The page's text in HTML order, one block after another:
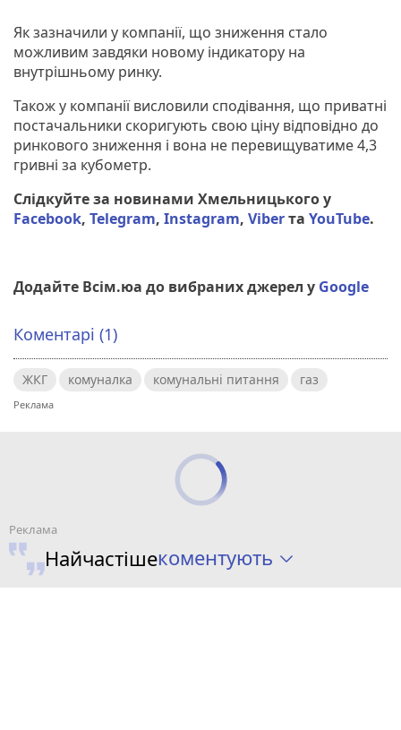
Як зазначили у компанії, що зниження стало
можливим завдяки новому індикатору на
внутрішньому ринку.
Також у компанії висловили сподівання, що приватні
постачальники скоригують свою ціну відповідно до
ринкового зниження і вона не перевищуватиме 4,3
гривні за кубометр.
Слідкуйте за новинами Хмельницького у
Facebook, Telegram, Instagram, Viberта YouTube.
Додайте Всім.юа до вибраних джерел у Google
Коментарі (1)
ЖКГ комуналка комунальні питання газ
Найчастішекоментують